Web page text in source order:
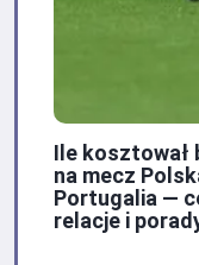
Ile kosztował
na mecz
Portugalia —
relacje i